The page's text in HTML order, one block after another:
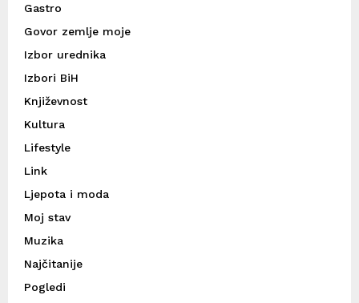
Gastro
Govor zemlje moje
Izbor urednika
Izbori BiH
Književnost
Kultura
Lifestyle
Link
Ljepota i moda
Moj stav
Muzika
Najčitanije
Pogledi